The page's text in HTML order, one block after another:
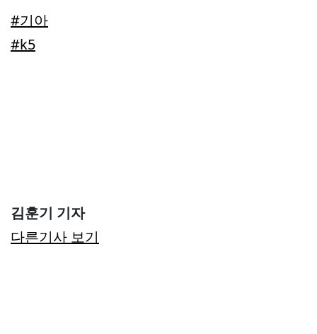
#기아
#k5
김훈기 기자
다른기사 보기